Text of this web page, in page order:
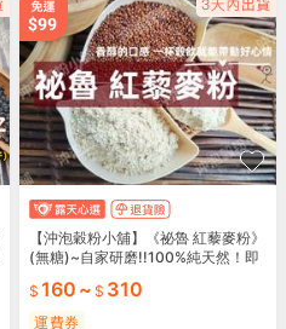
【沖泡穀粉小舖】《祕魯 紅藜麥粉》
(無糖)~自家研磨!!100%純天然！即
虹藜麥粉
160 ~ 310
運費券